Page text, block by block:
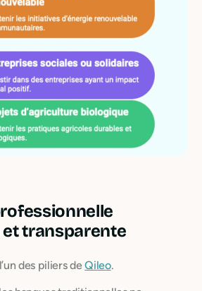
transparente
des piliers deQileo.